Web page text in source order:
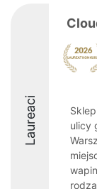
Laureaci
ulicy